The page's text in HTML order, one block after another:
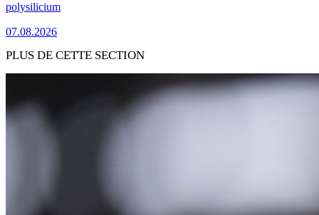
polysilicium
07.08.2026
PLUS DE CETTE SECTION